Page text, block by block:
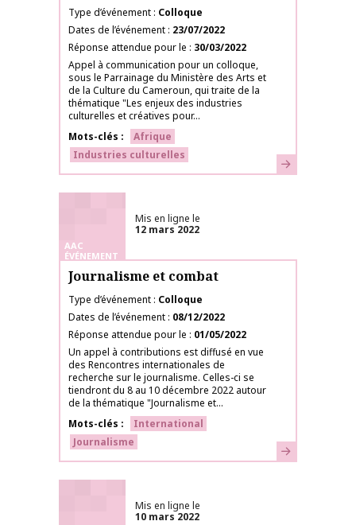
Type d’événement Colloque
Dates de l’événement 23/07/2022
Réponse attendue pour le
30/03/2022
Appel à communication pour un colloque,
sous le Parrainage du Ministère des Arts et
de la Culture du Cameroun, qui traite de la
thématique "Les enjeux des industries
culturelles et créatives pour...
Mots-clés
Afrique
Industries culturelles
En savoir plus
AAC
ÉVÉNEMENT
Mis en ligne le
12 mars 2022
Journalisme et combat
Type d’événement Colloque
Dates de l’événement 08/12/2022
Réponse attendue pour le
01/05/2022
Un appel à contributions est diffusé en vue
des Rencontres internationales de
recherche sur le journalisme. Celles-ci se
tiendront du 8 au 10 décembre 2022 autour
de la thématique "Journalisme et...
Mots-clés
International
Journalisme
En savoir plus
Mis en ligne le
10 mars 2022